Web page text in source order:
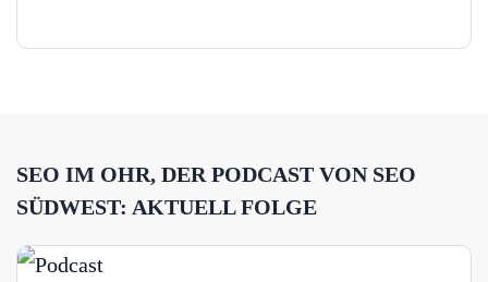
SEO IM OHR, DER PODCAST VON SEO
SÜDWEST: AKTUELL FOLGE